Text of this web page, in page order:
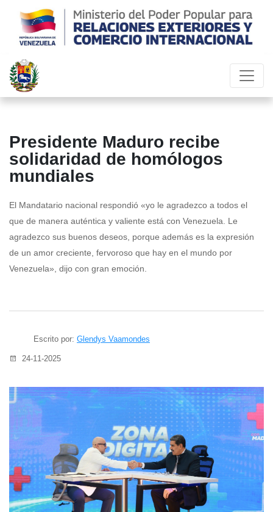
Presidente Maduro recibe
solidaridad de homólogos
mundiales
El Mandatario nacional respondió «yo le agradezco a todos el
que de manera auténtica y valiente está con Venezuela. Le
agradezco sus buenos deseos, porque además es la expresión
de un amor creciente, fervoroso que hay en el mundo por
Venezuela», dijo con gran emoción.
Escrito por: Glendys Vaamondes
24-11-2025